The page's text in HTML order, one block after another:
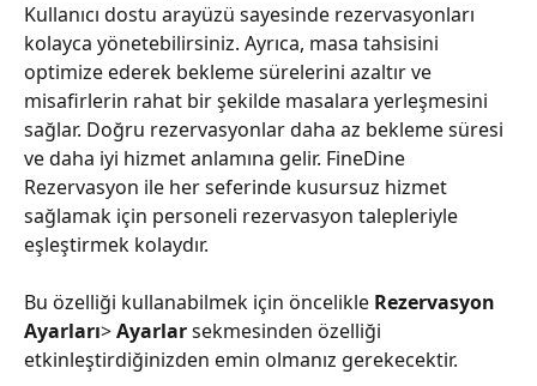
Kullanıcı dostu arayüzü sayesinde rezervasyonları
kolayca yönetebilirsiniz. Ayrıca, masa tahsisini
optimize ederek bekleme sürelerini azaltır ve
misafirlerin rahat bir şekilde masalara yerleşmesini
sağlar. Doğru rezervasyonlar daha az bekleme süresi
ve daha iyi hizmet anlamına gelir. FineDine
Rezervasyon ile her seferinde kusursuz hizmet
sağlamak için personeli rezervasyon talepleriyle
eşleştirmek kolaydır.
Bu özelliği kullanabilmek için öncelikle Rezervasyon
Ayarları> Ayarlar sekmesinden özelliği
etkinleştirdiğinizden emin olmanız gerekecektir.